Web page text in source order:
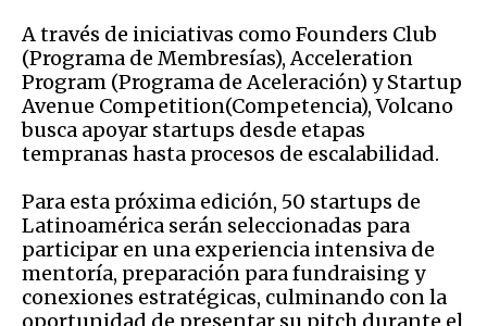
A través de iniciativas como Founders Club
(Programa de Membresías), Acceleration
Program (Programa de Aceleración) y Startup
Avenue Competition(Competencia), Volcano
busca apoyar startups desde etapas
tempranas hasta procesos de escalabilidad.
Para esta próxima edición, 50 startups de
Latinoamérica serán seleccionadas para
participar en una experiencia intensiva de
mentoría, preparación para fundraising y
conexiones estratégicas, culminando con la
oportunidad de presentar su pitch durante el